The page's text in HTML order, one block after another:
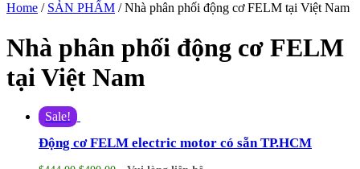
Home / SẢN PHẨM / Nhà phân phối động cơ FELM tại Việt Nam
Nhà phân phối động cơ FELM
tại Việt Nam
Sale!
Động cơ FELM electric motor có sẵn TP.HCM